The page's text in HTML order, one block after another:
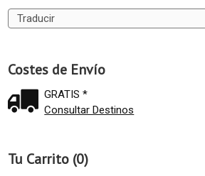
Costes de Envío
GRATIS *
Consultar Destinos
Tu Carrito (0)